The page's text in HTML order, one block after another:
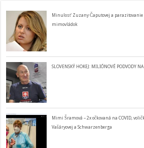
Minulosť Zuzany Čaputovej a
mimovládok
SLOVENSKÝ HOKEJ: MILIÓNOVÉ PODVODY
Mimi Šramová – 2x očkovaná na COVID,
Vašáryovej a Schwarzenberga